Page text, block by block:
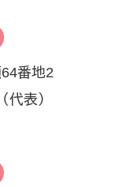
番地2
（代表）